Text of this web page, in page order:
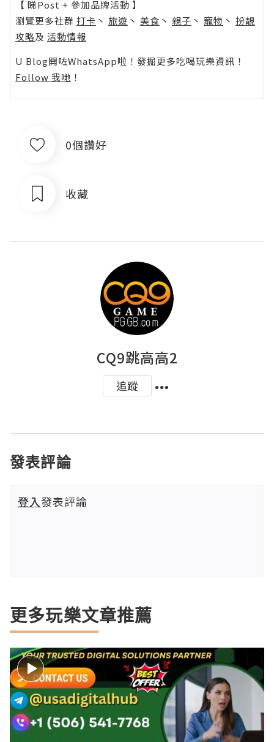
【 睇Post + 參加品牌活動 】
瀏覽更多社群 打卡 丶 旅遊 丶 美食 丶 親子 丶 寵物 丶 扮靚
攻略及 活動情報
U Blog開咗WhatsApp啦！發掘更多吃喝玩樂資訊！
Follow 我哋 ！
0個讚好
收藏
CQ9跳高高2
追蹤
發表評論
登入發表評論
更多玩樂文章推薦